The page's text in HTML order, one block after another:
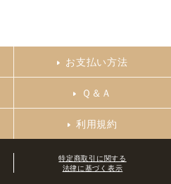
お支払い方法
Ｑ＆Ａ
利用規約
特定商取引に関する
法律に基づく表示